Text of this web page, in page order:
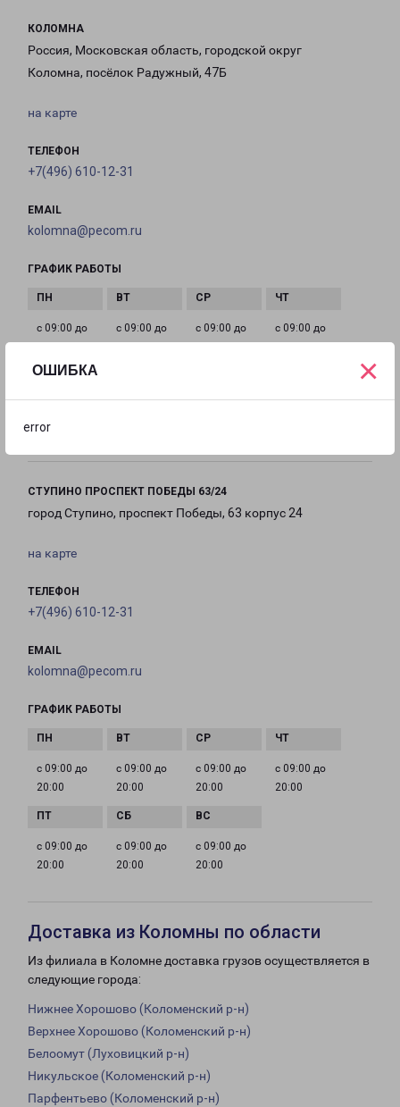
ОШИБКА
error
×
КОЛОМНА
Россия, Московская область, городской округ
Коломна, посёлок Радужный, 47Б
на карте
ТЕЛЕФОН
+7(496) 610-12-31
EMAIL
kolomna@pecom.ru
ГРАФИК РАБОТЫ
с 09:00 до
с 09:00 до
с 09:00 до
с 09:00 до
18:00
СТУПИНО ПРОСПЕКТ ПОБЕДЫ 63/24
город Ступино, проспект Победы, 63 корпус 24
на карте
ТЕЛЕФОН
+7(496) 610-12-31
EMAIL
kolomna@pecom.ru
ГРАФИК РАБОТЫ
с 09:00 до
20:00
с 09:00 до
20:00
с 09:00 до
20:00
с 09:00 до
20:00
с 09:00 до
20:00
с 09:00 до
20:00
с 09:00 до
20:00
Доставка из Коломны по области
Из филиала в Коломне доставка грузов осуществляется в
следующие города:
Нижнее Хорошово (Коломенский р-н)
Верхнее Хорошово (Коломенский р-н)
Белоомут (Луховицкий р-н)
Никульское (Коломенский р-н)
Парфентьево (Коломенский р-н)